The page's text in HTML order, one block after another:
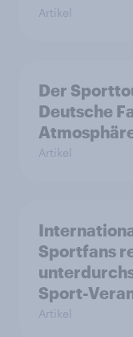
Artikel
Der
Deutsche
Artikel
Sportfans
Sport-
Artikel